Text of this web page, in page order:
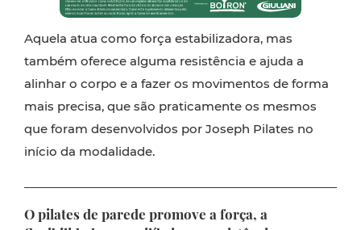
Aquela atua como força estabilizadora, mas
também oferece alguma resistência e ajuda a
alinhar o corpo e a fazer os movimentos de forma
mais precisa, que são praticamente os mesmos
que foram desenvolvidos por Joseph Pilates no
início da modalidade.
O pilates de parede promove a força, a